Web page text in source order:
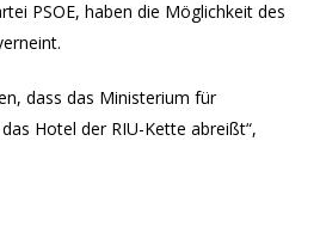
PSOE, haben die Möglichkeit des
dass das Ministerium für
Hotel der RIU-Kette abreißt“,